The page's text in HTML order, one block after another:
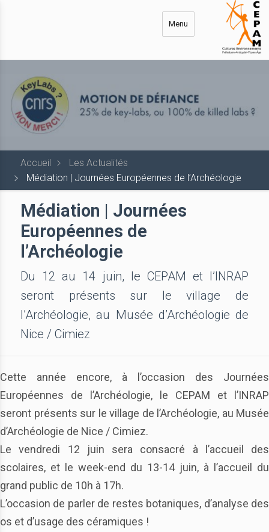
Menu
Accueil
Les Actualités
Médiation | Journées Européennes de l’Archéologie
Médiation | Journées
Européennes de
l’Archéologie
Du 12 au 14 juin, le CEPAM et l’INRAP
seront présents sur le village de
l’Archéologie, au Musée d’Archéologie de
Nice / Cimiez
Cette année encore, à l’occasion des Journées
Européennes de l’Archéologie, le CEPAM et l’INRAP
seront présents sur le village de l’Archéologie, au Musée
d’Archéologie de Nice / Cimiez.
Le vendredi 12 juin sera consacré à l’accueil des
scolaires, et le week-end du 13-14 juin, à l’accueil du
grand public de 10h à 17h.
L’occasion de parler de restes botaniques, d’analyse des
os et d’usage des céramiques !